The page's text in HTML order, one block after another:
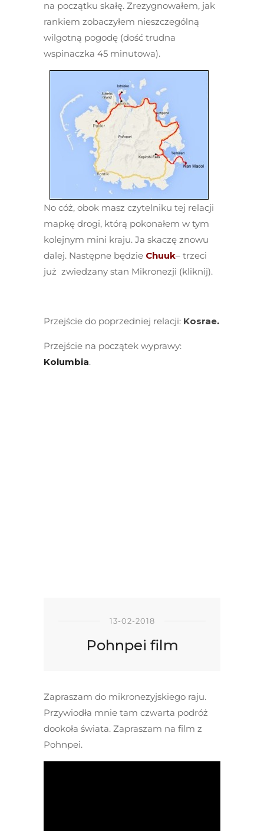
na początku skałę. Zrezygnowałem, jak
rankiem zobaczyłem nieszczególną
wilgotną pogodę (dość trudna
wspinaczka 45 minutowa).
No cóż, obok masz czytelniku tej relacji
mapkę drogi, którą pokonałem w tym
kolejnym mini kraju. Ja skaczę znowu
dalej. Następne będzie Chuuk– trzeci
już zwiedzany stan Mikronezji (kliknij).
Przejście do poprzedniej relacji: Kosrae.
Przejście na początek wyprawy:
Kolumbia.
13-02-2018
Pohnpei film
Zapraszam do mikronezyjskiego raju.
Przywiodła mnie tam czwarta podróż
dookoła świata. Zapraszam na film z
Pohnpei.